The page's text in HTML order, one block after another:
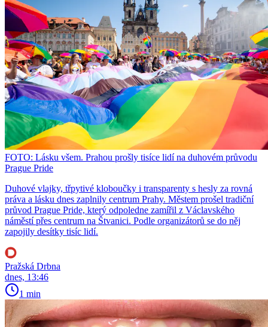
FOTO: Lásku všem. Prahou prošly tisíce lidí na duhovém průvodu
Prague Pride
Duhové vlajky, třpytivé kloboučky i transparenty s hesly za rovná
práva a lásku dnes zaplnily centrum Prahy. Městem prošel tradiční
průvod Prague Pride, který odpoledne zamířil z Václavského
náměstí přes centrum na Štvanici. Podle organizátorů se do něj
zapojily desítky tisíc lidí.
Pražská Drbna
dnes, 13:46
1 min